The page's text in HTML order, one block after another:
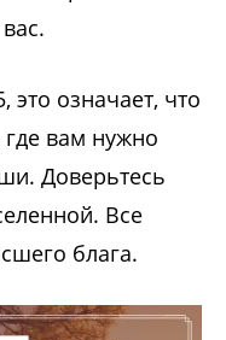
это означает, что
вам нужно
Доверьтесь
Все
блага.